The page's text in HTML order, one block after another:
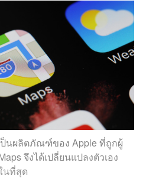
นผลิตภัณฑ์ของ Apple ที่ถูกผู้
จึงได้เปลี่ยนแปลงตัวเอง
นที่สุด